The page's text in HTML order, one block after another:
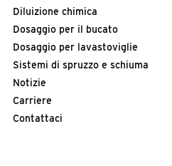
Diluizione chimica
Dosaggio per il bucato
Dosaggio per lavastoviglie
Sistemi di spruzzo e schiuma
Notizie
Carriere
Contattaci